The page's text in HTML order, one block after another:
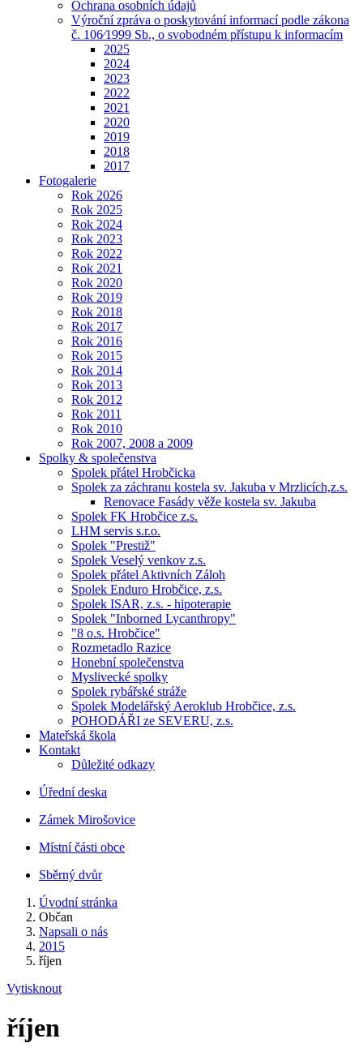
Ochrana osobních údajů
Výroční zpráva o poskytování informací podle zákona
č. 106⁄1999 Sb., o svobodném přístupu k informacím
2025
2024
2023
2022
2021
2020
2019
2018
2017
Fotogalerie
Rok 2026
Rok 2025
Rok 2024
Rok 2023
Rok 2022
Rok 2021
Rok 2020
Rok 2019
Rok 2018
Rok 2017
Rok 2016
Rok 2015
Rok 2014
Rok 2013
Rok 2012
Rok 2011
Rok 2010
Rok 2007, 2008 a 2009
Spolky & společenstva
Spolek přátel Hrobčicka
Spolek za záchranu kostela sv. Jakuba v Mrzlicích,z.s.
Renovace Fasády věže kostela sv. Jakuba
Spolek FK Hrobčice z.s.
LHM servis s.r.o.
Spolek "Prestiž"
Spolek Veselý venkov z.s.
Spolek přátel Aktivních Záloh
Spolek Enduro Hrobčice, z.s.
Spolek ISAR, z.s. - hipoterapie
Spolek "Inborned Lycanthropy"
"8 o.s. Hrobčice"
Rozmetadlo Razice
Honební společenstva
Myslivecké spolky
Spolek rybářské stráže
Spolek Modelářský Aeroklub Hrobčice, z.s.
POHODÁŘI ze SEVERU, z.s.
Mateřská škola
Kontakt
Důležité odkazy
Úřední deska
Zámek Mirošovice
Místní části obce
Sběrný dvůr
Úvodní stránka
Občan
Napsali o nás
2015
říjen
Vytisknout
říjen